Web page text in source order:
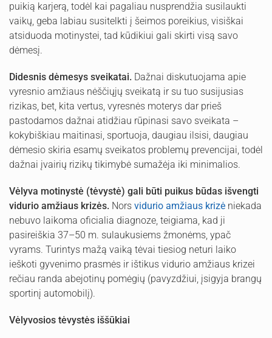
puikią karjerą, todėl kai pagaliau nusprendžia susilaukti
vaikų, geba labiau susitelkti į šeimos poreikius, visiškai
atsiduoda motinystei, tad kūdikiui gali skirti visą savo
dėmesį.
Didesnis dėmesys sveikatai. Dažnai diskutuojama apie
vyresnio amžiaus nėščiųjų sveikatą ir su tuo susijusias
rizikas, bet, kita vertus, vyresnės moterys dar prieš
pastodamos dažnai atidžiau rūpinasi savo sveikata –
kokybiškiau maitinasi, sportuoja, daugiau ilsisi, daugiau
dėmesio skiria esamų sveikatos problemų prevencijai, todėl
dažnai įvairių rizikų tikimybė sumažėja iki minimalios.
Vėlyva motinystė (tėvystė) gali būti puikus būdas išvengti
vidurio amžiaus krizės. Nors vidurio amžiaus krizė niekada
nebuvo laikoma oficialia diagnoze, teigiama, kad ji
pasireiškia 37–50 m. sulaukusiems žmonėms, ypač
vyrams. Turintys mažą vaiką tėvai tiesiog neturi laiko
ieškoti gyvenimo prasmės ir ištikus vidurio amžiaus krizei
rečiau randa abejotinų pomėgių (pavyzdžiui, įsigyja brangų
sportinį automobilį).
Vėlyvosios tėvystės iššūkiai